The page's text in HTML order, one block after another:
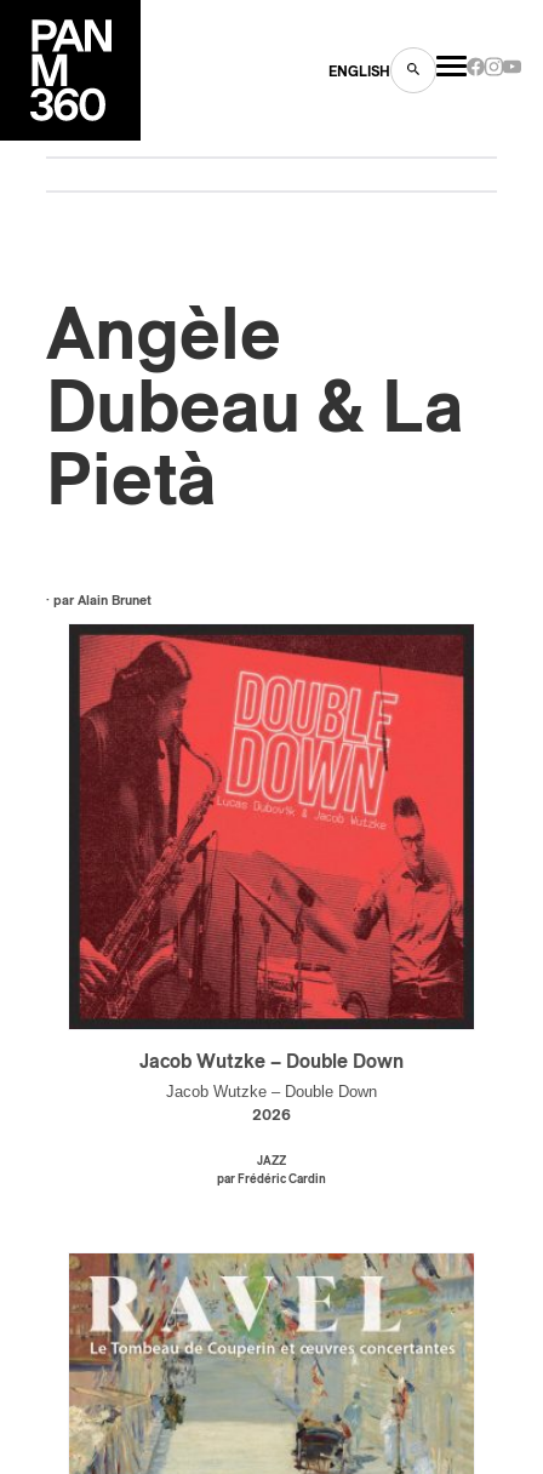
ENGLISH
Angèle
Dubeau & La
Pietà
· parAlain Brunet
Jacob Wutzke – Double Down
Jacob Wutzke – Double Down
2026
JAZZ
par Frédéric Cardin